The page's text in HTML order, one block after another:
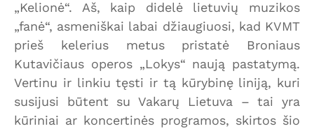
„Kelionė“. Aš, kaip didelė lietuvių muzikos
„fanė“, asmeniškai labai džiaugiuosi, kad KVMT
prieš kelerius metus pristatė Broniaus
Kutavičiaus operos „Lokys“ naują pastatymą.
Vertinu ir linkiu tęsti ir tą kūrybinę liniją, kuri
susijusi būtent su Vakarų Lietuva – tai yra
kūriniai ar koncertinės programos, skirtos šio